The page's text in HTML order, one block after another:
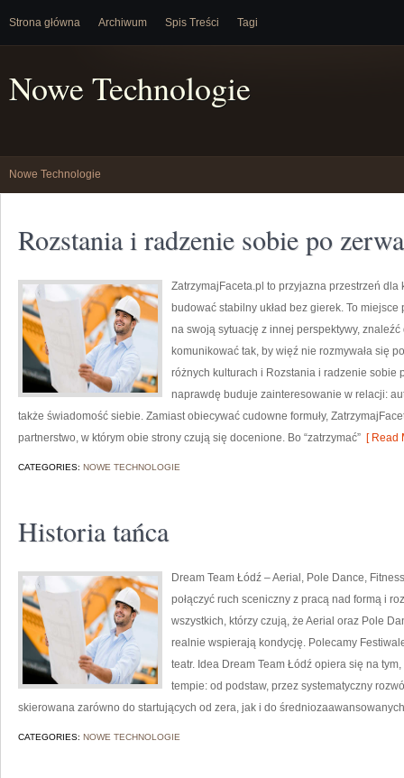
Strona główna Archiwum Spis Treści Tagi
Nowe Technologie
Nowe Technologie
Rozstania i radzenie sobie po
ZatrzymajFaceta.pl to przyjazna przestrzeń
budować stabilny układ bez gierek. To miejsce
na swoją sytuację z innej perspektywy,
komunikować tak, by więź nie rozmywała się
różnych kulturach i Rozstania i radzenie sobie
naprawdę buduje zainteresowanie w relacji:
także świadomość siebie. Zamiast obiecywać cudowne formuły,
partnerstwo, w którym obie strony czują się docenione. Bo “zatrzymać” [ Read
CATEGORIES: NOWE TECHNOLOGIE
Historia tańca
Dream Team Łódź – Aerial, Pole Dance,
połączyć ruch sceniczny z pracą nad formą i
wszystkich, którzy czują, że Aerial oraz Pole
realnie wspierają kondycję. Polecamy
teatr. Idea Dream Team Łódź opiera się na
tempie: od podstaw, przez systematyczny
skierowana zarówno do startujących od zera, jak i do
CATEGORIES: NOWE TECHNOLOGIE